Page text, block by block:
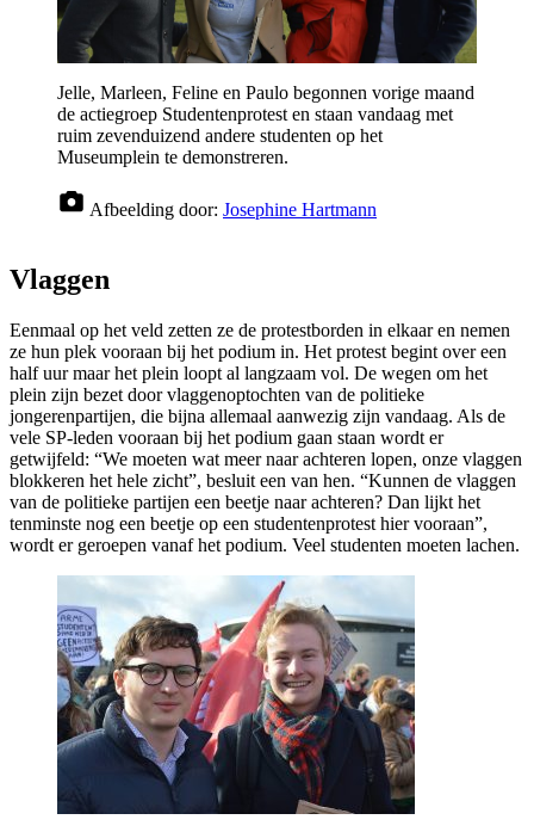
Jelle, Marleen, Feline en Paulo begonnen vorige maand
de actiegroep Studentenprotest en staan vandaag met
ruim zevenduizend andere studenten op het
Museumplein te demonstreren.
Afbeelding door: Josephine Hartmann
Vlaggen
Eenmaal op het veld zetten ze de protestborden in elkaar en nemen
ze hun plek vooraan bij het podium in. Het protest begint over een
half uur maar het plein loopt al langzaam vol. De wegen om het
plein zijn bezet door vlaggenoptochten van de politieke
jongerenpartijen, die bijna allemaal aanwezig zijn vandaag. Als de
vele SP-leden vooraan bij het podium gaan staan wordt er
getwijfeld: “We moeten wat meer naar achteren lopen, onze vlaggen
blokkeren het hele zicht”, besluit een van hen. “Kunnen de vlaggen
van de politieke partijen een beetje naar achteren? Dan lijkt het
tenminste nog een beetje op een studentenprotest hier vooraan”,
wordt er geroepen vanaf het podium. Veel studenten moeten lachen.